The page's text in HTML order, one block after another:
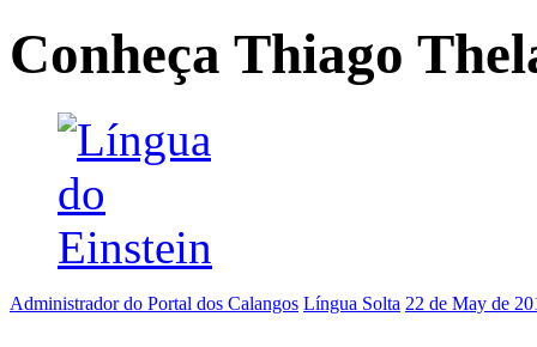
Conheça Thiago
Administrador do Portal dos Calangos Língua Solta 22 de May de